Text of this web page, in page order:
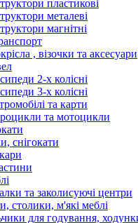
пластикові
металеві
магнітні
, візочки та аксесуари
2-х колісні
3-х колісні
та карти
та мотоцикли
снігокати
та заколисуючі центри
столики, м'які меблі
для годування,